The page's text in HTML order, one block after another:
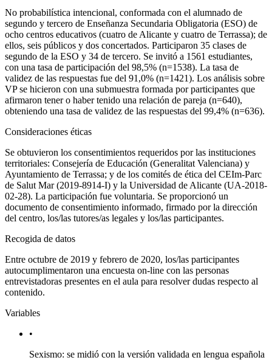
No probabilística intencional, conformada con el alumnado de
segundo y tercero de Enseñanza Secundaria Obligatoria (ESO) de
ocho centros educativos (cuatro de Alicante y cuatro de Terrassa); de
ellos, seis públicos y dos concertados. Participaron 35 clases de
segundo de la ESO y 34 de tercero. Se invitó a 1561 estudiantes,
con una tasa de participación del 98,5% (n=1538). La tasa de
validez de las respuestas fue del 91,0% (n=1421). Los análisis sobre
VP se hicieron con una submuestra formada por participantes que
afirmaron tener o haber tenido una relación de pareja (n=640),
obteniendo una tasa de validez de las respuestas del 99,4% (n=636).
Consideraciones éticas
Se obtuvieron los consentimientos requeridos por las instituciones
territoriales: Consejería de Educación (Generalitat Valenciana) y
Ayuntamiento de Terrassa; y de los comités de ética del CEIm-Parc
de Salut Mar (2019-8914-I) y la Universidad de Alicante (UA-2018-
02-28). La participación fue voluntaria. Se proporcionó un
documento de consentimiento informado, firmado por la dirección
del centro, los/las tutores/as legales y los/las participantes.
Recogida de datos
Entre octubre de 2019 y febrero de 2020, los/las participantes
autocumplimentaron una encuesta on-line con las personas
entrevistadoras presentes en el aula para resolver dudas respecto al
contenido.
Variables
•
Sexismo: se midió con la versión validada en lengua española